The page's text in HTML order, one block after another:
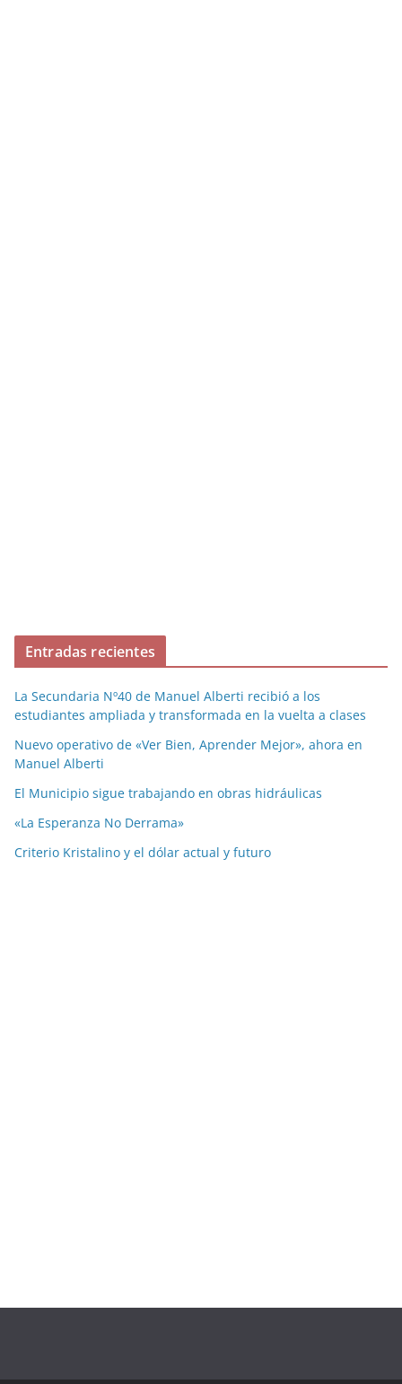
Entradas recientes
La Secundaria Nº40 de Manuel Alberti recibió a los
estudiantes ampliada y transformada en la vuelta a clases
Nuevo operativo de «Ver Bien, Aprender Mejor», ahora en
Manuel Alberti
El Municipio sigue trabajando en obras hidráulicas
«La Esperanza No Derrama»
Criterio Kristalino y el dólar actual y futuro